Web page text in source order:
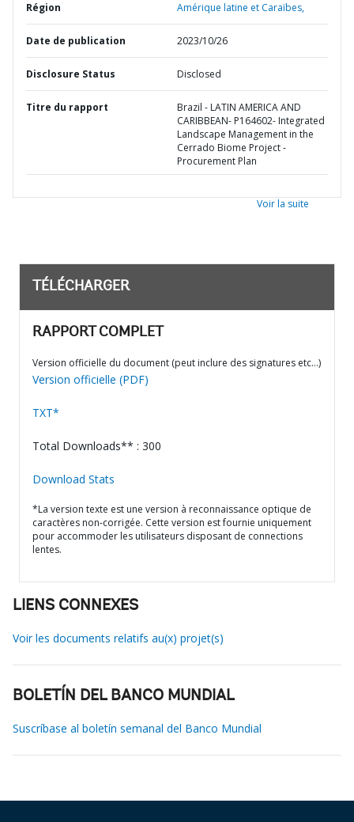
Région Amérique latine et Caraïbes,
Date de publication 2023/10/26
Disclosure Status Disclosed
Titre du rapport
Brazil - LATIN AMERICA AND
CARIBBEAN- P164602- Integrated
Landscape Management in the
Cerrado Biome Project -
Procurement Plan
Voir la suite
TÉLÉCHARGER
RAPPORT COMPLET
Version officielle du document (peut inclure des signatures etc…)
Version officielle (PDF)
TXT*
Total Downloads** : 300
Download Stats
*La version texte est une version à reconnaissance optique de
caractères non-corrigée. Cette version est fournie uniquement
pour accommoder les utilisateurs disposant de connections
lentes.
LIENS CONNEXES
Voir les documents relatifs au(x) projet(s)
BOLETÍN DEL BANCO MUNDIAL
Suscríbase al boletín semanal del Banco Mundial